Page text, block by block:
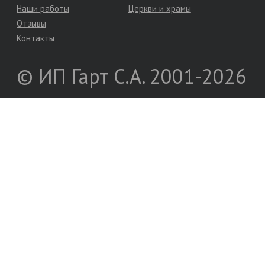
Наши работы
Отзывы
Контакты
Церкви и храмы
© ИП Гарт С.А. 2001-2026